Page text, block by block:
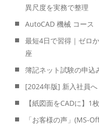
異尺度を実務で整理
AutoCAD 機械 コース
最短4日で習得｜ゼロ
座
簿記ネット試験の申込
[2024年版] 新入社員へ
【紙図面をCADに】1
「お客様の声」(MS-